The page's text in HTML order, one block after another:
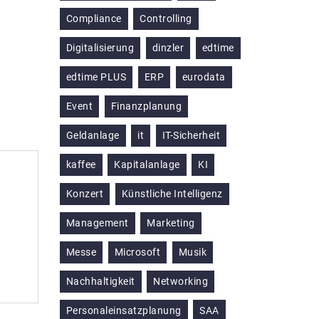
Compliance Controlling
Digitalisierung dinzler edtime
edtime PLUS ERP eurodata
Event Finanzplanung
Geldanlage it IT-Sicherheit
kaffee Kapitalanlage KI
Konzert Künstliche Intelligenz
Management Marketing
Messe Microsoft Musik
Nachhaltigkeit Networking
Personaleinsatzplanung SAA